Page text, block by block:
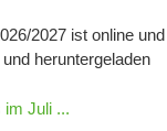
2027 ist online und
heruntergeladen
im Juli ...